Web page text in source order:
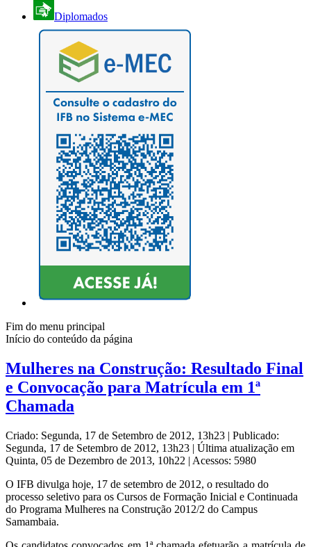
Diplomados
Fim do menu principal
Início do conteúdo da página
Mulheres na Construção: Resultado Final
e Convocação para Matrícula em 1ª
Chamada
Criado: Segunda, 17 de Setembro de 2012, 13h23 | Publicado:
Segunda, 17 de Setembro de 2012, 13h23 | Última atualização em
Quinta, 05 de Dezembro de 2013, 10h22 | Acessos: 5980
O IFB divulga hoje, 17 de setembro de 2012, o resultado do
processo seletivo para os Cursos de Formação Inicial e Continuada
do Programa Mulheres na Construção 2012/2 do Campus
Samambaia.